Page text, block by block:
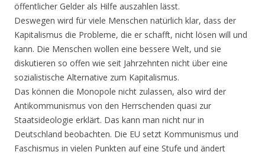
öffentlicher Gelder als Hilfe auszahlen lässt.
Deswegen wird für viele Menschen natürlich klar, dass der
Kapitalismus die Probleme, die er schafft, nicht lösen will und
kann. Die Menschen wollen eine bessere Welt, und sie
diskutieren so offen wie seit Jahrzehnten nicht über eine
sozialistische Alternative zum Kapitalismus.
Das können die Monopole nicht zulassen, also wird der
Antikommunismus von den Herrschenden quasi zur
Staatsideologie erklärt. Das kann man nicht nur in
Deutschland beobachten. Die EU setzt Kommunismus und
Faschismus in vielen Punkten auf eine Stufe und ändert